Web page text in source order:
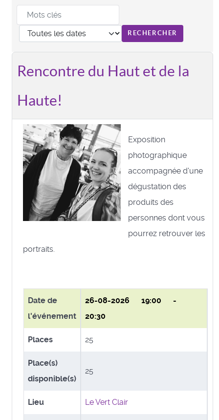
Rencontre du Haut et de la
Haute!
Exposition
photographique
accompagnée d'une
dégustation des
produits des
personnes dont vous
pourrez retrouver les
portraits.
Date de
l'événement
26-08-2026 19:00 -
20:30
Places 25
Place(s)
disponible(s)
25
Lieu Le Vert Clair